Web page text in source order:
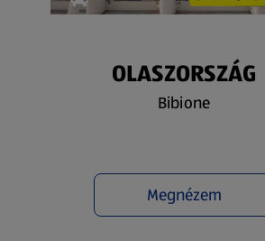
OLASZORSZÁG
Bibione
Megnézem